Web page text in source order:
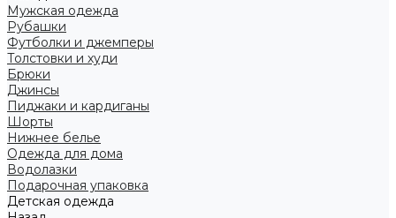
Мужская одежда
Рубашки
Футболки и джемперы
Толстовки и худи
Брюки
Джинсы
Пиджаки и кардиганы
Шорты
Нижнее белье
Одежда для дома
Водолазки
Подарочная упаковка
Детская одежда